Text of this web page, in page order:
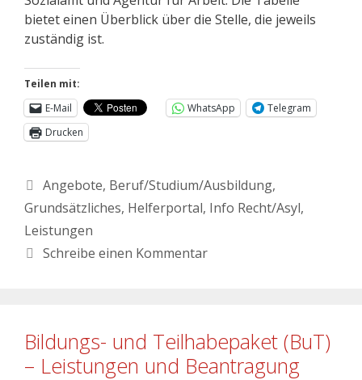
bietet einen Überblick über die Stelle, die jeweils
zuständig ist.
Teilen mit:
E-Mail
WhatsApp
Telegram
Drucken
Angebote, Beruf/Studium/Ausbildung,
Grundsätzliches, Helferportal, Info Recht/Asyl,
Leistungen
Schreibe einen Kommentar
Bildungs- und Teilhabepaket (BuT)
– Leistungen und Beantragung